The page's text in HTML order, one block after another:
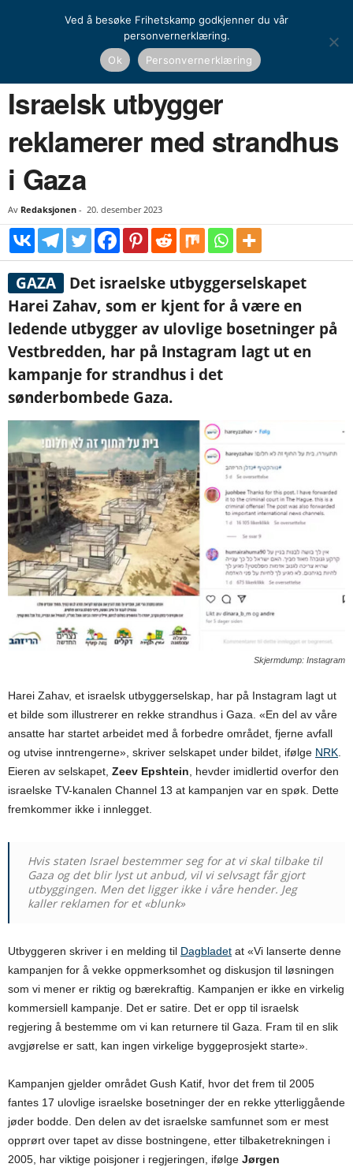
Israelsk utbygger reklamerer med strandhus i Gaza
Israelsk utbygger
reklamerer med strandhus
i Gaza
Av Redaksjonen - 20. desember 2023
GAZA
Det israelske utbyggerselskapet
Harei Zahav, som er kjent for å være en
ledende utbygger av ulovlige bosetninger på
Vestbredden, har på Instagram lagt ut en
kampanje for strandhus i det
sønderbombede Gaza.
Skjermdump: Instagram
Harei Zahav, et israelsk utbyggerselskap, har på Instagram lagt ut
et bilde som illustrerer en rekke strandhus i Gaza. «En del av våre
ansatte har startet arbeidet med å forbedre området, fjerne avfall
og utvise inntrengerne», skriver selskapet under bildet, ifølge NRK.
Eieren av selskapet, Zeev Epshtein, hevder imidlertid overfor den
israelske TV-kanalen Channel 13 at kampanjen var en spøk. Dette
fremkommer ikke i innlegget.
Hvis staten Israel bestemmer seg for at vi skal tilbake til
Gaza og det blir lyst ut anbud, vil vi selvsagt får gjort
utbyggingen. Men det ligger ikke i våre hender. Jeg
kaller reklamen for et «blunk»
Utbyggeren skriver i en melding til Dagbladet at «Vi lanserte denne
kampanjen for å vekke oppmerksomhet og diskusjon til løsningen
som vi mener er riktig og bærekraftig. Kampanjen er ikke en virkelig
kommersiell kampanje. Det er satire. Det er opp til israelsk
regjering å bestemme om vi kan returnere til Gaza. Fram til en slik
avgjørelse er satt, kan ingen virkelige byggeprosjekt starte».
Kampanjen gjelder området Gush Katif, hvor det frem til 2005
fantes 17 ulovlige israelske bosetninger der en rekke ytterliggående
jøder bodde. Den delen av det israelske samfunnet som er mest
opprørt over tapet av disse bostningene, etter tilbaketrekningen i
2005, har viktige poisjoner i regjeringen, ifølge Jørgen
Ved å besøke Frihetskamp godkjenner du vår
personvernerklæring.
Ok
Personvernerklæring